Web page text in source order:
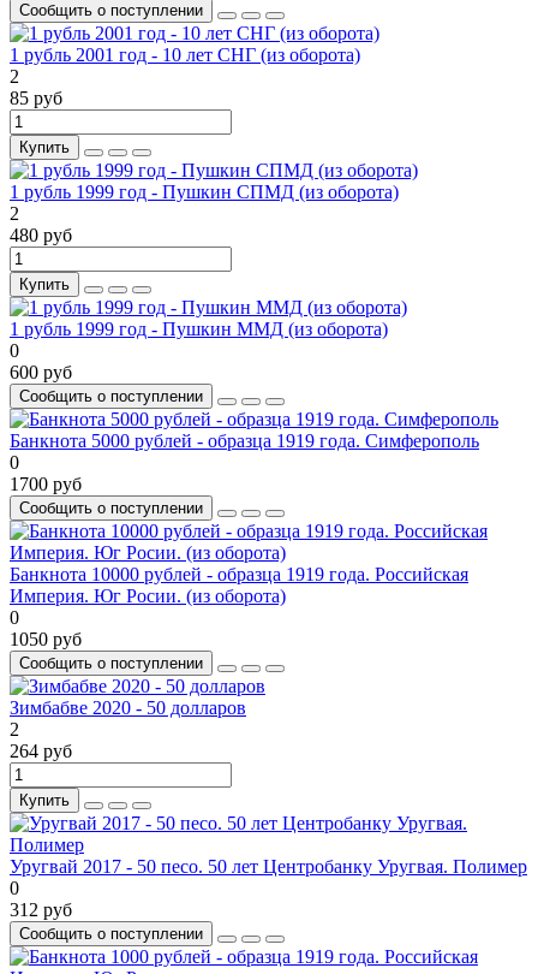
Сообщить о поступлении
1 рубль 2001 год - 10 лет СНГ (из оборота)
2
85 руб
Купить
1 рубль 1999 год - Пушкин СПМД (из оборота)
2
480 руб
Купить
1 рубль 1999 год - Пушкин ММД (из оборота)
0
600 руб
Сообщить о поступлении
Банкнота 5000 рублей - образца 1919 года. Симферополь
0
1700 руб
Сообщить о поступлении
Банкнота 10000 рублей - образца 1919 года. Российская
Империя. Юг Росии. (из оборота)
0
1050 руб
Сообщить о поступлении
Зимбабве 2020 - 50 долларов
2
264 руб
Купить
Уругвай 2017 - 50 песо. 50 лет Центробанку Уругвая. Полимер
0
312 руб
Сообщить о поступлении